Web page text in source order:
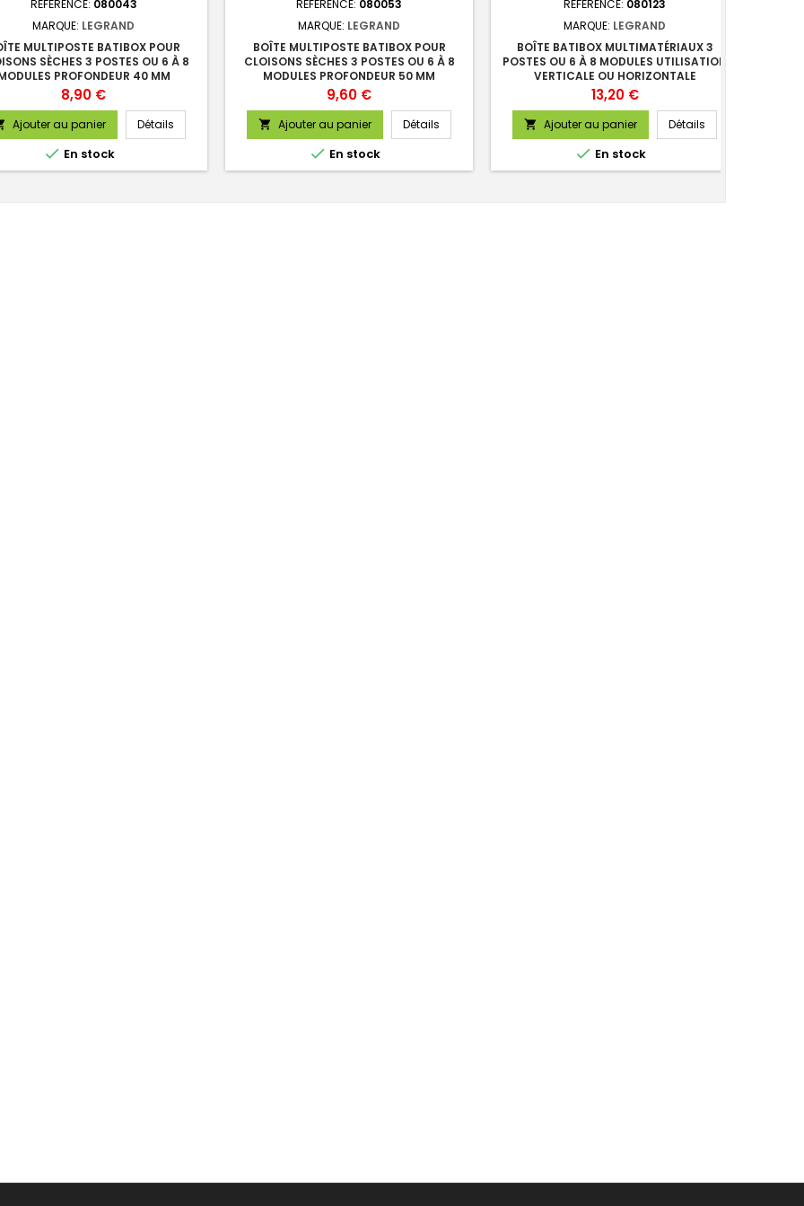
RÉFÉRENCE: 080043
MARQUE: LEGRAND
MULTIPOSTE BATIBOX POUR
SÈCHES 3 POSTES OU 6 À 8
PROFONDEUR 40 MM
Prix
8,90 €
Ajouter au panier Détails
 En stock
RÉFÉRENCE: 080053
MARQUE: LEGRAND
BOÎTE MULTIPOSTE BATIBOX POUR
CLOISONS SÈCHES 3 POSTES OU 6 À 8
MODULES PROFONDEUR 50 MM
Prix
9,60 €
 Ajouter au panier Détails
 En stock
RÉFÉRENCE: 080123
MARQUE: LEGRAND
BOÎTE BATIBOX MULTIMATÉRIAUX 3
POSTES OU 6 À 8 MODULES UTILISATION
VERTICALE OU HORIZONTALE
PROFONDEUR 50 MM
Prix
13,20 €
 Ajouter au panier Détails
 En stock